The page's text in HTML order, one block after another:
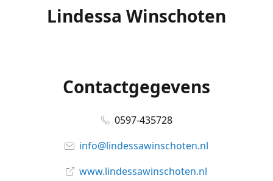
Lindessa Winschoten
Contactgegevens
0597-435728
info@lindessawinschoten.nl
www.lindessawinschoten.nl